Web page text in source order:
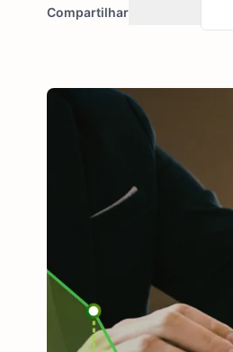
Compartilhar